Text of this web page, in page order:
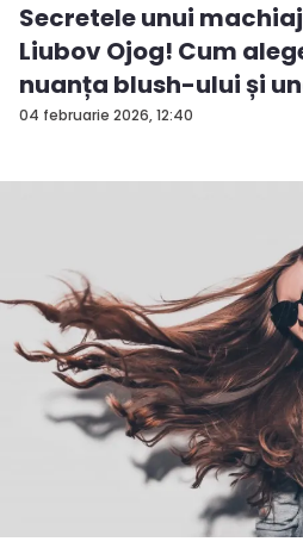
04 februarie 2026, 12:40
Secretele unui
Liubov Ojog! Cum
nuanța blush-ului și